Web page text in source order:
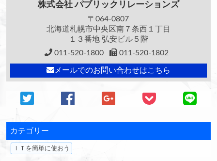
株式会社パブリックリレーションズ
〒064-0807
北海道札幌市中央区南７条西１丁目
１３番地 弘安ビル５階
011-520-1800
011-520-1802
メールでのお問い合わせはこちら
カテゴリー
ＩＴを簡単に使おう